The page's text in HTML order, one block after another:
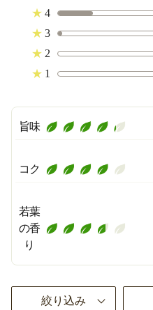
★ 4
★ 3
★ 2
★ 1
旨味
コク
若葉
の香
り
絞り込み